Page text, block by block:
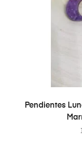
Pendientes